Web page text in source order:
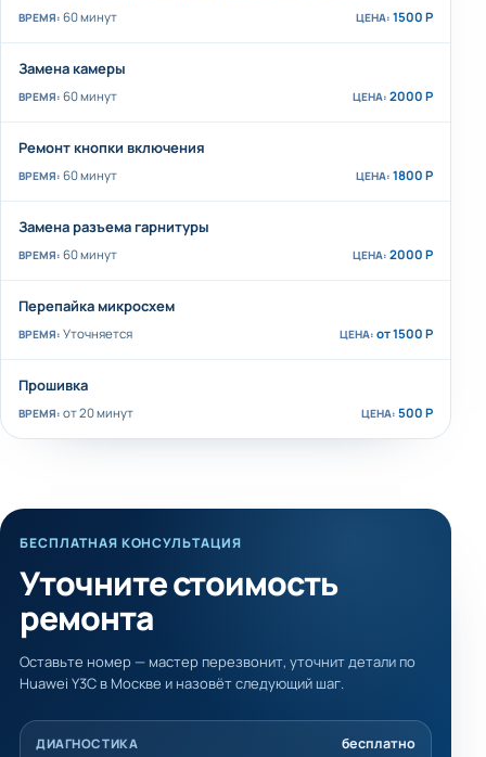
60 минут 1500 Р
Замена камеры
60 минут 2000 Р
Ремонт кнопки включения
60 минут 1800 Р
Замена разъема гарнитуры
60 минут 2000 Р
Перепайка микросхем
Уточняется от 1500 Р
Прошивка
от 20 минут 500 Р
БЕСПЛАТНАЯ КОНСУЛЬТАЦИЯ
Уточните стоимость
ремонта
Оставьте номер — мастер перезвонит, уточнит детали по
Huawei Y3C в Москве и назовёт следующий шаг.
ДИАГНОСТИКА бесплатно